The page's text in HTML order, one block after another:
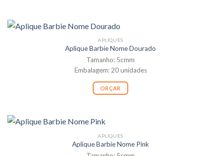
APLIQUES
Aplique Barbie Nome Dourado
Tamanho: 5cmm
Embalagem: 20 unidades
ORÇAR
APLIQUES
Aplique Barbie Nome Pink